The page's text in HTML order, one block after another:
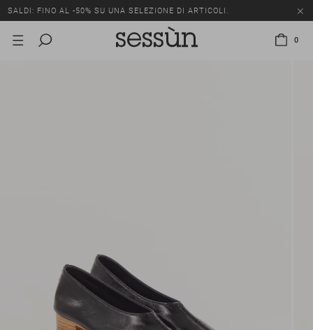
SALDI: FINO AL -50% SU UNA SELEZIONE DI ARTICOLI.
0